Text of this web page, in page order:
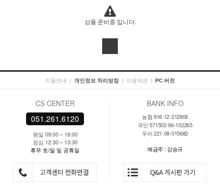
상품 준비중 입니다.
이용안내 | 개인정보 처리방침 | 이용약관 | PC 버전
CS CENTER
051.261.6120
평일 09:00 ~ 18:00
점심 12:30 ~ 13:30
휴무 토/일 및 공휴일
BANK INFO
농협 916-12-212806
국민 571502-96-102265
우리 221-08-015682
예금주 : 강승규